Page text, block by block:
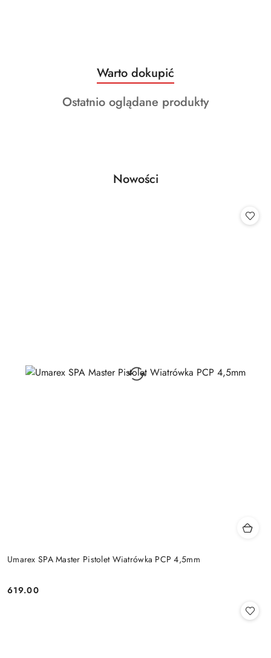
Pomiń karuzelę produktów
Produkty
o
statusie:
Warto dokupić
Produkty
Ostatnio oglądane produkty
Pomiń karuzelę produktów
Produkty
Nowości
Umarex SPA Master Pistolet Wiatrówka PCP 4,5mm
Cena:
619.00